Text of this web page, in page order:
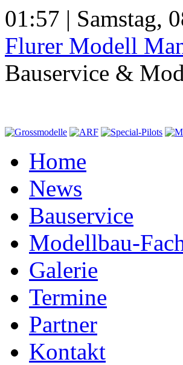
01:57 | Samstag,
Flurer Modell
Bauservice &
Home
News
Bauservice
Modellbau-
Galerie
Termine
Partner
Kontakt